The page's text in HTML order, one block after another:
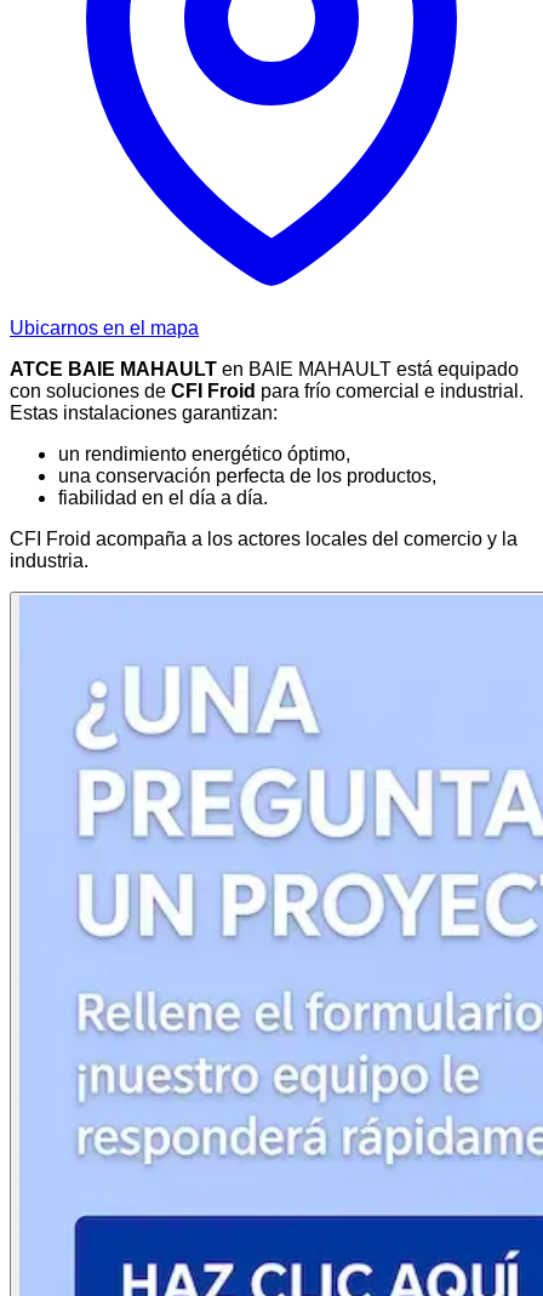
Ubicarnos en el mapa
ATCE BAIE MAHAULT en BAIE MAHAULT está equipado
con soluciones de CFI Froid para frío comercial e industrial.
Estas instalaciones garantizan:
un rendimiento energético óptimo,
una conservación perfecta de los productos,
fiabilidad en el día a día.
CFI Froid acompaña a los actores locales del comercio y la
industria.